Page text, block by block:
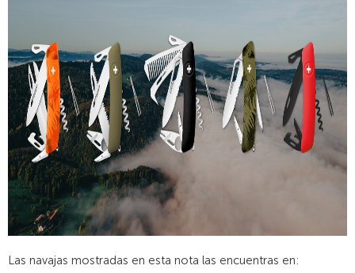
Las navajas mostradas en esta nota las encuentras en: